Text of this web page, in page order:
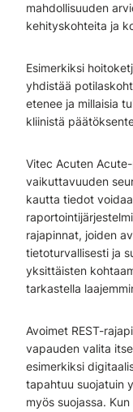
mahdollisuuden
kehityskohteita ja
Esimerkiksi
yhdistää
etenee ja millaisia
kliinistä
Vitec Acuten
vaikuttavuuden
kautta tiedot
rajapinnat, joiden
tietoturvallisesti ja
yksittäisten
tarkastella
Avoimet REST-
vapauden valita
esimerkiksi
tapahtuu suojatuin
myös suojassa.